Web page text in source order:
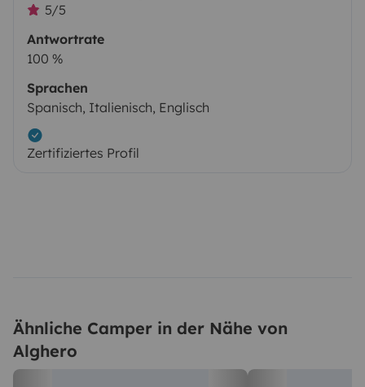
5/5
Antwortrate
100 %
Sprachen
Spanisch, Italienisch, Englisch
Zertifiziertes Profil
Ähnliche Camper in der Nähe von
Alghero